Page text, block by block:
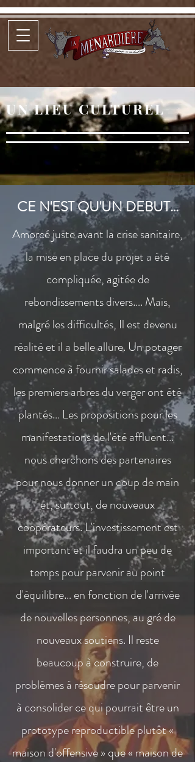
UN LIEU CULTUREL
CE N'EST QU'UN DEBUT…
Amorcé juste avant la crise sanitaire,
la mise en place du projet a été
compliquée, agitée de
rebondissements divers…. Mais,
malgré les difficultés, Il est devenu
réalité et il a belle allure. Un potager
commence à fournir salades et radis,
les premiers arbres du verger ont été
plantés… Les propositions pour les
manifestations de l'été affluent…
nous cherchons des partenaires
pour nous donner un coup de main
et, surtout, de nouveaux
coopérateurs. L'investissement est
important et il faudra un peu de
temps pour parvenir au point
d'équilibre… en fonction de l'arrivée
de nouvelles personnes, au gré de
nouveaux soutiens. Il reste
beaucoup à construire, de
problèmes à résoudre pour parvenir
à consolider ce qui pourrait être un
prototype reproductible plutôt «
maison d'offensive » que « maison de